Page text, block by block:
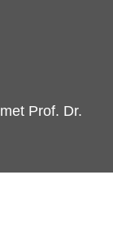
Prof. Dr.